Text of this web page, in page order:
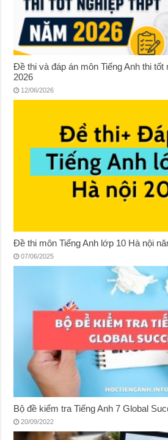
Đề thi và đáp án môn Tiếng Anh thi tốt
2026
12/06/2026
Đề thi môn Tiếng Anh lớp 10 Hà nội
07/06/2025
Bộ đề kiểm tra Tiếng Anh 7 Global
20/09/2022